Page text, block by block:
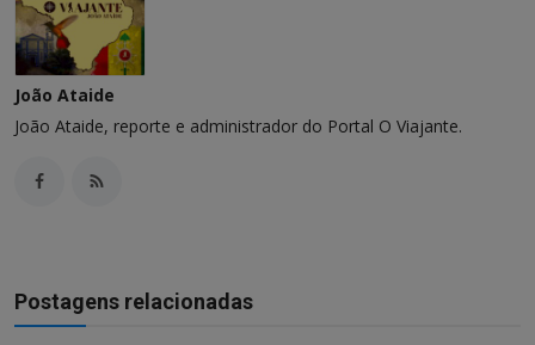
João Ataide
João Ataide, reporte e administrador do Portal O Viajante.
Postagens relacionadas